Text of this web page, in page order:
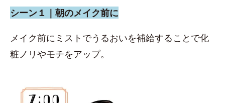
シーン１｜朝のメイク前に
メイク前にミストでうるおいを補給することで化
粧ノリやモチをアップ。